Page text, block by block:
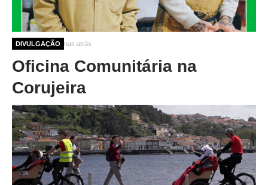
DIVULGAÇÃO
10 meses 3 semanas atrás
Oficina Comunitária na
Corujeira